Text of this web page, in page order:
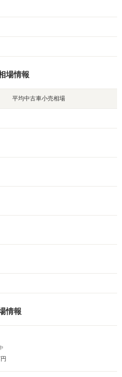
場情報
平均中古車小売相場
情報